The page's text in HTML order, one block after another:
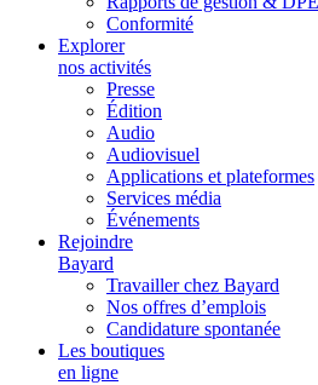
Conformité
Explorer
nos activités
Presse
Édition
Audio
Audiovisuel
Applications et plateformes
Services média
Événements
Rejoindre
Bayard
Travailler chez Bayard
Nos offres d’emplois
Candidature spontanée
Les boutiques
en ligne